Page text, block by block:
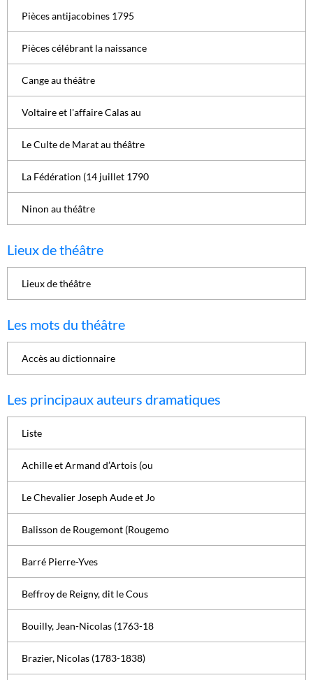
Pièces antijacobines 1795
Pièces célébrant la naissance
Cange au théâtre
Voltaire et l'affaire Calas au
Le Culte de Marat au théâtre
La Fédération (14 juillet 1790
Ninon au théâtre
Lieux de théâtre
Lieux de théâtre
Les mots du théâtre
Accès au dictionnaire
Les principaux auteurs dramatiques
Liste
Achille et Armand d’Artois (ou
Le Chevalier Joseph Aude et Jo
Balisson de Rougemont (Rougemo
Barré Pierre-Yves
Beffroy de Reigny, dit le Cous
Bouilly, Jean-Nicolas (1763-18
Brazier, Nicolas (1783-1838)